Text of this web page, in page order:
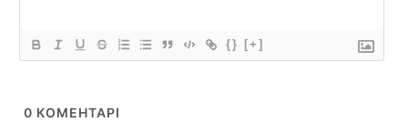
{} [+]
0 КОМЕНТАРІ